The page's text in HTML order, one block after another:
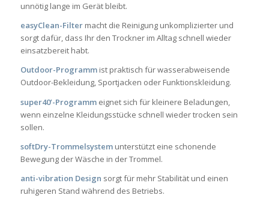
unnötig lange im Gerät bleibt.
easyClean-Filtermacht die Reinigung unkomplizierter und
sorgt dafür, dass Ihr den Trockner im Alltag schnell wieder
einsatzbereit habt.
Outdoor-Programmist praktisch für wasserabweisende
Outdoor-Bekleidung, Sportjacken oder Funktionskleidung.
super40’-Programmeignet sich für kleinere Beladungen,
wenn einzelne Kleidungsstücke schnell wieder trocken sein
sollen.
softDry-Trommelsystemunterstützt eine schonende
Bewegung der Wäsche in der Trommel.
anti-vibration Design sorgt für mehr Stabilität und einen
ruhigeren Stand während des Betriebs.